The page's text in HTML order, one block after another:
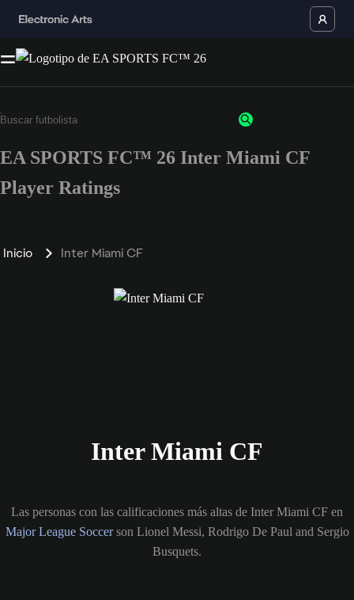
EA SPORTS FC™ 26 Inter Miami CF
Player Ratings
Inicio Inter Miami CF
Inter Miami CF
Las personas con las calificaciones más altas de Inter Miami CF en
Major League Soccerson Lionel Messi, Rodrigo De Paul and Sergio
Busquets.